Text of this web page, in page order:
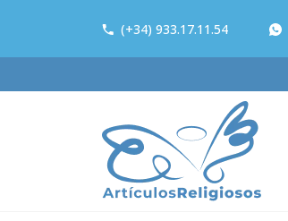
(+34) 933.17.11.54